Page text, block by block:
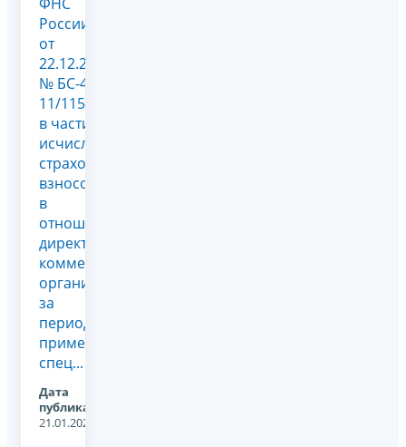
России
от
22.12.2025
№ БС-4-
11/11507@
в части
исчисления
страховых
взносов
в
отношении
директора
коммерческой
организации
за
период
применения
спец...
Дата
публикации:
21.01.2026